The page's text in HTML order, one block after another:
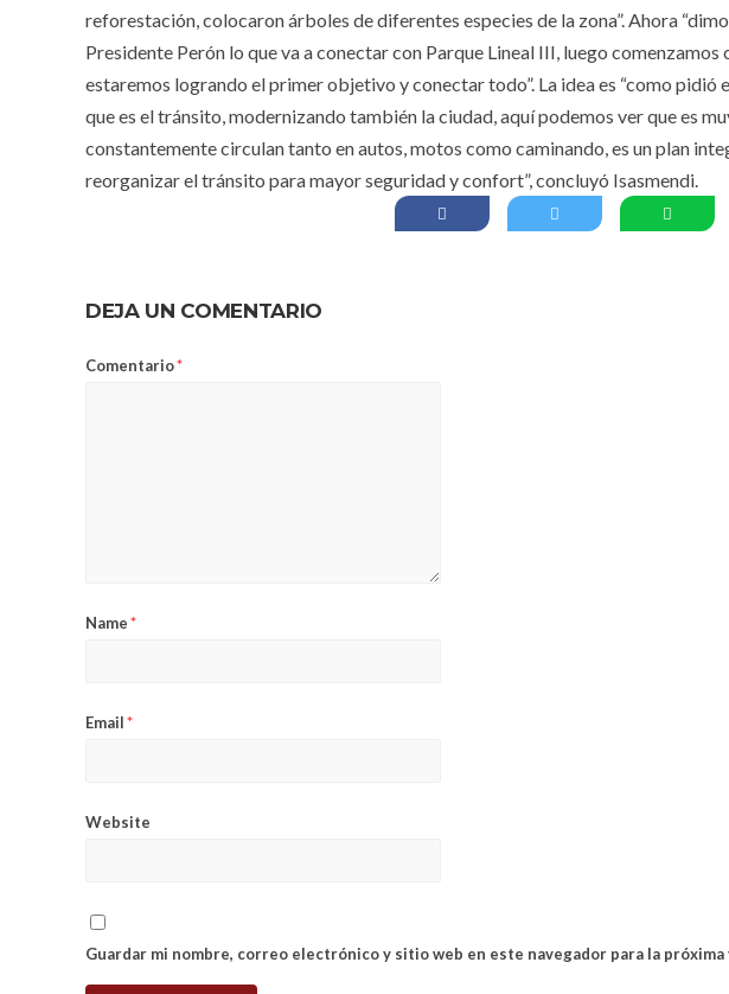
reforestación, colocaron árboles de diferentes especies de la zona”. Ahora
Presidente Perón lo que va a conectar con Parque Lineal III, luego comenzamos
estaremos logrando el primer objetivo y conectar todo”. La idea es “como
que es el tránsito, modernizando también la ciudad, aquí podemos ver que es
constantemente circulan tanto en autos, motos como caminando, es un plan
reorganizar el tránsito para mayor seguridad y confort”, concluyó Isasmendi.
DEJA UN COMENTARIO
Comentario*
Name*
Email*
Website
Guardar mi nombre, correo electrónico y sitio web en este navegador para la próxima